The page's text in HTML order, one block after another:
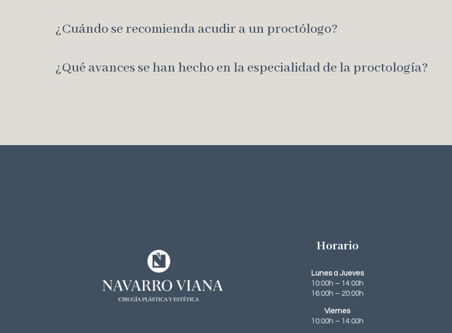
¿Cuándo se recomienda acudir a un proctólogo?
¿Qué avances se han hecho en la especialidad de la proctología?
Horario
Lunes a Jueves
10:00h – 14:00h
16:00h – 20:00h
Viernes
10:00h – 14:00h